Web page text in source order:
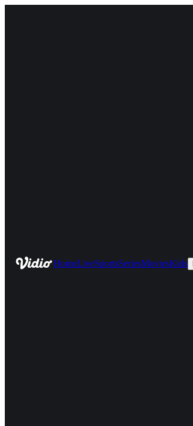
HomeLiveSportsSeriesMoviesKids